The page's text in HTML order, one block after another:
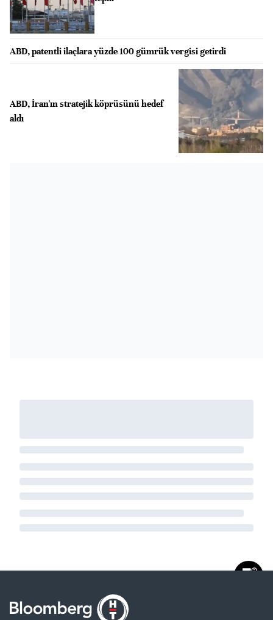
ABD, patentli ilaçlara yüzde 100 gümrük vergisi getirdi
ABD, İran'ın stratejik köprüsünü hedef
aldı